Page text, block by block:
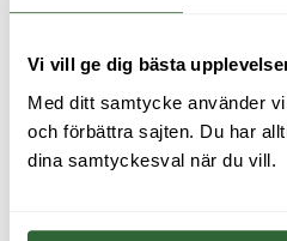
Vi vill ge dig bästa
Med ditt samtycke använder
och förbättra sajten. Du har
dina samtyckesval när du vill.
Här kan du